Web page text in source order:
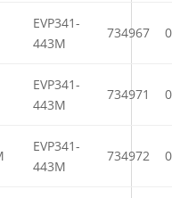
EVP341-
443M
734967
EVP341-
443M
734971
EVP341-
443M
734972